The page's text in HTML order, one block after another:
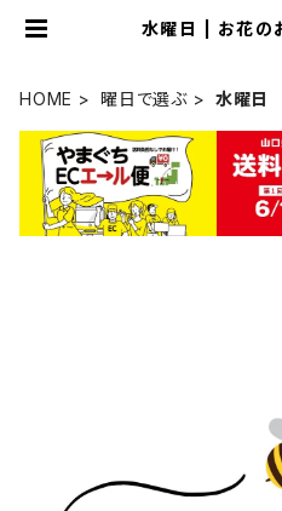
水曜日 | お花の
HOME 曜日で選ぶ 水曜日